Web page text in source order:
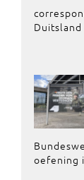
oefening